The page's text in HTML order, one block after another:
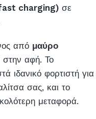
charging) σε
από μαύρο
στην αφή. Το
ιδανικό φορτιστή για
σας, και το
μεταφορά.